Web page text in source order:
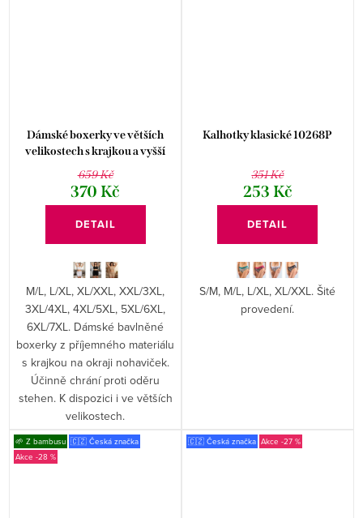
Dámské boxerky ve větších
velikostech s krajkou a vyšší
nohavičkou Moraj
659 Kč
370 Kč
DETAIL
M/L, L/XL, XL/XXL, XXL/3XL,
3XL/4XL, 4XL/5XL, 5XL/6XL,
6XL/7XL. Dámské bavlněné
boxerky z příjemného materiálu
s krajkou na okraji nohaviček.
Účinně chrání proti oděru
stehen. K dispozici i ve větších
velikostech.
Kalhotky klasické 10268P
351 Kč
253 Kč
DETAIL
S/M, M/L, L/XL, XL/XXL. Šité
provedení.
🌱 Z bambusu 🇨🇿 Česká značka
-28 %
🇨🇿 Česká značka -27 %